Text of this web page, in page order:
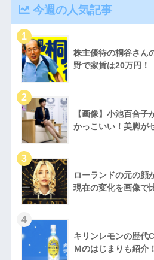
今週の人気記事
株主優待の桐谷さん
野で家賃は20万円！
【画像】小池百合
かっこいい！美脚が
ローランドの元の顔
現在の変化を画像で
キリンレモンの歴代
Ｍのはじまりも紹介！